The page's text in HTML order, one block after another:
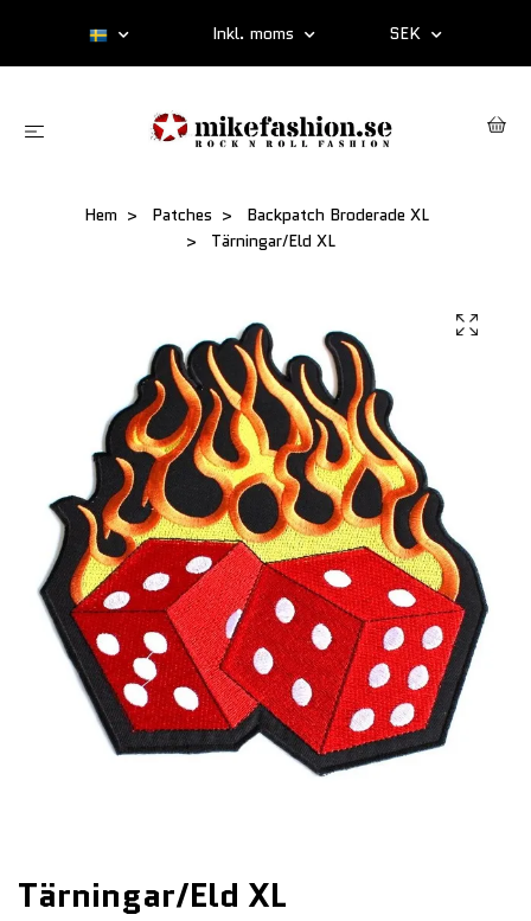
Inkl. moms SEK
Hem Patches
Backpatch Broderade XL
Tärningar/Eld XL
Tärningar/Eld XL